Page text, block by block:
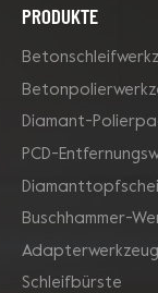
PRODUKTE
Diamant-
PCD-
Buschhammer-
Schleifbürste